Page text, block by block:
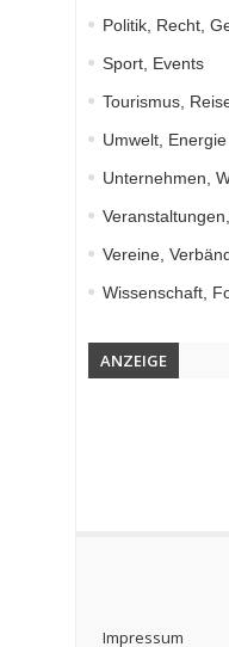
Politik, Recht,
Sport, Events
Tourismus,
Umwelt, Energie
Unternehmen,
Vereine,
Wissenschaft,
ANZEIGE
Impressum